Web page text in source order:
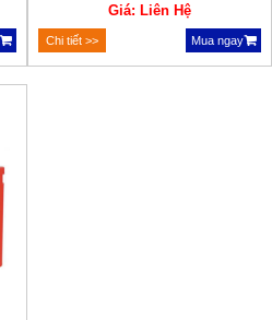
Giá: Liên Hệ
Chi tiết >> Mua ngay